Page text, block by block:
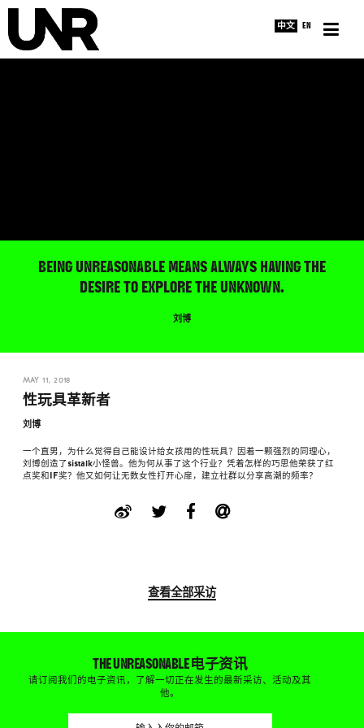
关于
中文 EN
BEING UNREASONABLE MEANS ALWAYS HAVING THE
DESIRE TO EXPLORE THE UNKNOWN.
刘博
MAY 11, 2018
性玩具革新者
刘博
一个直男，为什么觉得自己能设计给女孩用的性玩具？因着一颗强烈的同理心，
刘博创造了sistalk小怪兽。他为何从事了这个行业？凭着怎样的巧思他荣获了红
点奖和IF奖？他又如何让无数女性打开心扉，建立社群以分享高潮的频率？
查看全部采访
THE UNREASONABLE 电子资讯
请订阅我们的电子资讯，了解一切正在发生的最新采访、活动及其
他。